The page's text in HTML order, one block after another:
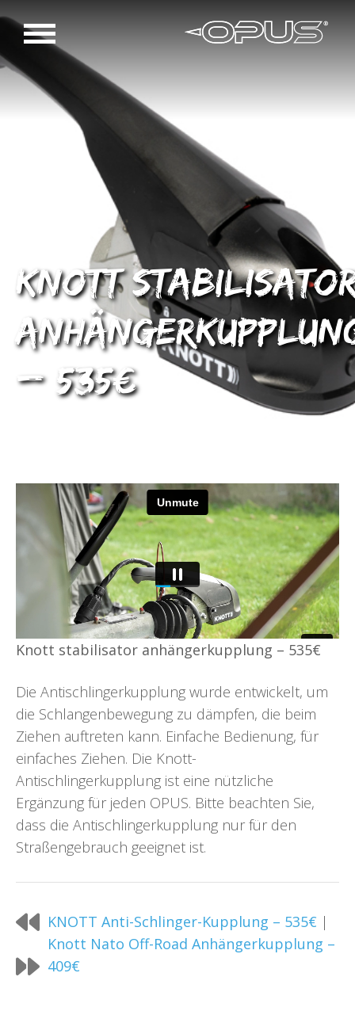
Knott
– 535€
Knott stabilisator anhängerkupplung – 535€
Die Antischlingerkupplung wurde entwickelt, um
die Schlangenbewegung zu dämpfen, die beim
Ziehen auftreten kann. Einfache Bedienung, für
einfaches Ziehen. Die Knott-
Antischlingerkupplung ist eine nützliche
Ergänzung für jeden OPUS. Bitte beachten Sie,
dass die Antischlingerkupplung nur für den
Straßengebrauch geeignet ist.
KNOTT Anti-Schlinger-Kupplung – 535€ |
Knott Nato Off-Road Anhängerkupplung –
409€